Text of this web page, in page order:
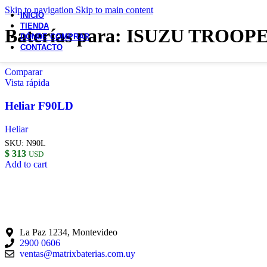
Skip to navigation Skip to main content
INICIO
TIENDA
DÓNDE COMPRAR
CONTACTO
Baterías para: ISUZU
Comparar
Vista rápida
Heliar F90LD
Heliar
SKU: N90L
$ 313 USD
Add to cart
La Paz 1234, Montevideo
2900 0606
ventas@matrixbaterias.com.uy